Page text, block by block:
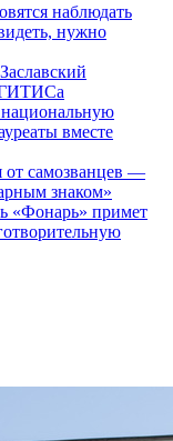
наблюдать
нужно
ГИТИСа
вместе
от самозванцев —
знаком»
«Фонарь» примет